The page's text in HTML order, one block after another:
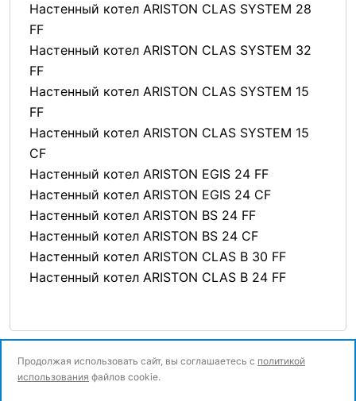
Настенный котел ARISTON CLAS SYSTEM 28
FF
Настенный котел ARISTON CLAS SYSTEM 32
FF
Настенный котел ARISTON CLAS SYSTEM 15
FF
Настенный котел ARISTON CLAS SYSTEM 15
CF
Настенный котел ARISTON EGIS 24 FF
Настенный котел ARISTON EGIS 24 CF
Настенный котел ARISTON BS 24 FF
Настенный котел ARISTON BS 24 CF
Настенный котел ARISTON CLAS B 30 FF
Настенный котел ARISTON CLAS B 24 FF
Продолжая использовать сайт, вы соглашаетесь с политикой
использования файлов cookie.